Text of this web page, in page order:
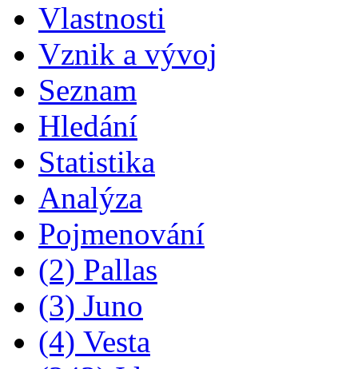
Vlastnosti
Vznik a vývoj
Seznam
Hledání
Statistika
Analýza
Pojmenování
(2) Pallas
(3) Juno
(4) Vesta